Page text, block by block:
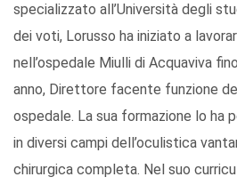
specializzato all’Università degli
dei voti, Lorusso ha iniziato a
nell’ospedale Miulli di Acquaviva
anno, Direttore facente funzione
ospedale. La sua formazione lo ha
in diversi campi dell’oculistica
chirurgica completa. Nel suo